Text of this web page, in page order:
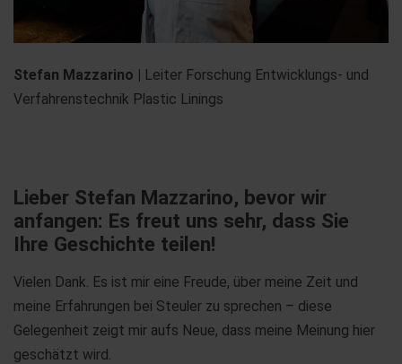
Stefan Mazzarino | Leiter Forschung Entwicklungs- und
Verfahrenstechnik Plastic Linings
Lieber Stefan Mazzarino, bevor wir
anfangen: Es freut uns sehr, dass Sie
Ihre Geschichte teilen!
Vielen Dank. Es ist mir eine Freude, über meine Zeit und
meine Erfahrungen bei Steuler zu sprechen – diese
Gelegenheit zeigt mir aufs Neue, dass meine Meinung hier
geschätzt wird.